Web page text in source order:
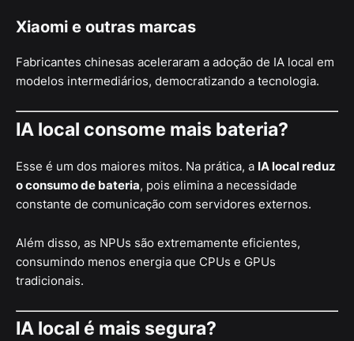
Xiaomi e outras marcas
Fabricantes chinesas aceleraram a adoção de IA local em
modelos intermediários, democratizando a tecnologia.
IA local consome mais bateria?
Esse é um dos maiores mitos. Na prática, a IA local reduz
o consumo de bateria, pois elimina a necessidade
constante de comunicação com servidores externos.
Além disso, as NPUs são extremamente eficientes,
consumindo menos energia que CPUs e GPUs
tradicionais.
IA local é mais segura?